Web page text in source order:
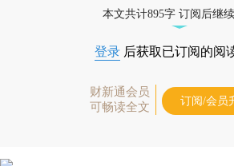
本文共计895字 订阅后继
登录 后获取已订阅的阅
财新通会员
可畅读全文
订阅/会员